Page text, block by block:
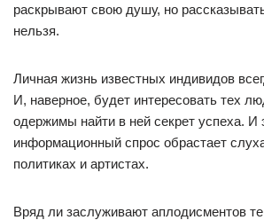
раскрывают свою душу, но
нельзя.
Личная жизнь известных индивидов
И, наверное, будет интересовать тех
одержимы найти в ней секрет успеха. И
информационный спрос обрастает
политиках и артистах.
Вряд ли заслуживают аплодисментов